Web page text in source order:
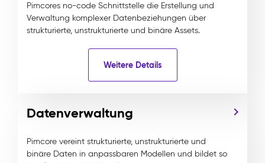
Pimcores no-code Schnittstelle die Erstellung und
Verwaltung komplexer Datenbeziehungen über
strukturierte, unstrukturierte und binäre Assets.
Weitere Details
Datenverwaltung
Pimcore vereint strukturierte, unstrukturierte und
binäre Daten in anpassbaren Modellen und bildet so